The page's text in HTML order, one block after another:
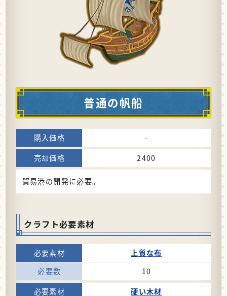
普通の帆船
-
2400
貿易港の開発に必要。
クラフト必要素材
上質な布
10
硬い木材